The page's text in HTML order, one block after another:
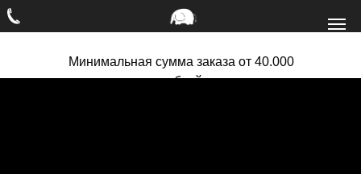
Минимальная сумма заказа от 40.000
рублей